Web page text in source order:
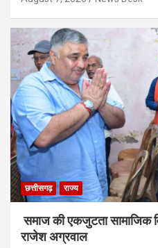
छत्तीसगढ़ राज्य
समाज की एकजुटता सामाजिक
राजेश अग्रवाल